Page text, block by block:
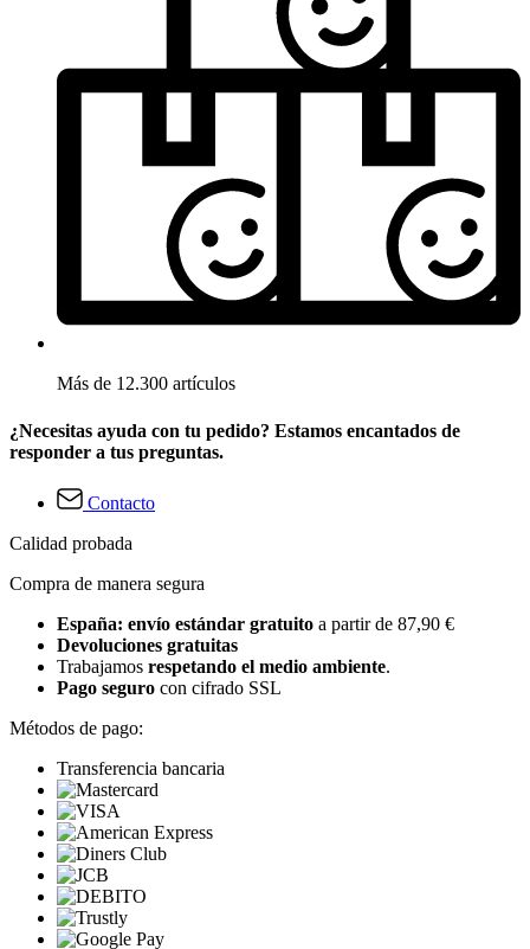
Más de 12.300 artículos
¿Necesitas ayuda con tu pedido? Estamos encantados de
responder a tus preguntas.
Contacto
Calidad probada
Compra de manera segura
España: envío estándar gratuito a partir de 87,90 €
Devoluciones gratuitas
Trabajamos respetando el medio ambiente.
Pago seguro con cifrado SSL
Métodos de pago:
Transferencia bancaria